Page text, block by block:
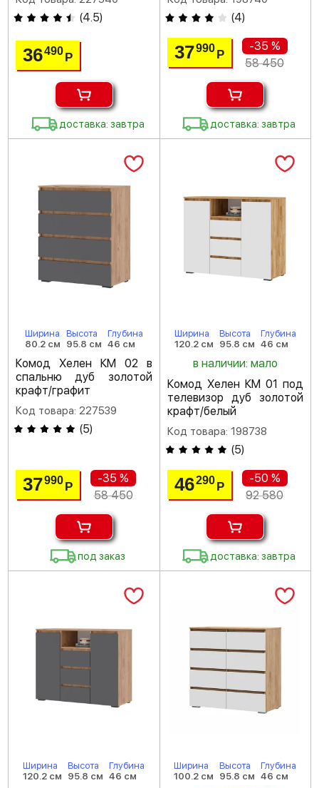
(4.5)
36490Р
доставка: завтра
(4)
37990 Р
-35 %
58 450
доставка: завтра
Ширина
80.2 см
Высота
95.8 см
Глубина
46 см
Комод Хелен КМ 02 в
спальню дуб золотой
крафт/графит
Код товара: 227539
(5)
37990Р
-35 %
58 450
под заказ
Ширина
120.2 см
Высота
95.8 см
Глубина
46 см
в наличии: мало
Комод Хелен КМ 01 под
телевизор дуб золотой
крафт/белый
Код товара: 198738
(5)
46290 Р
-50 %
92 580
доставка: завтра
Ширина
120.2 см
Высота
95.8 см
Глубина
46 см
Ширина
100.2 см
Высота
95.8 см
Глубина
46 см